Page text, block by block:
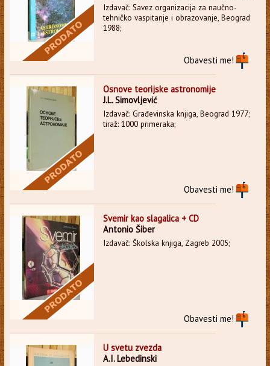
Izdavač: Savez organizacija za naučno-
tehničko vaspitanje i obrazovanje, Beograd
1988;
Obavesti me!
Osnove teorijske astronomije
J.L. Simovljević
Izdavač: Građevinska knjiga, Beograd 1977;
tiraž: 1000 primeraka;
Obavesti me!
Svemir kao slagalica + CD
Antonio Šiber
Izdavač: Školska knjiga, Zagreb 2005;
Obavesti me!
U svetu zvezda
A.I. Lebedinski